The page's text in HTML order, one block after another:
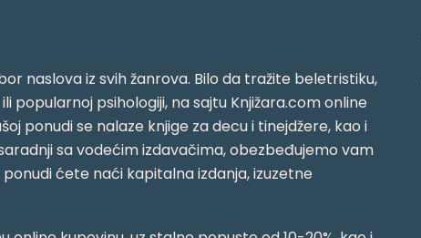
naslova iz svih žanrova. Bilo da tražite beletristiku,
popularnoj psihologiji, na sajtu Knjižara.com online
ponudi se nalaze knjige za decu i tinejdžere, kao i
sa vodećim izdavačima, obezbeđujemo vam
ćete naći kapitalna izdanja, izuzetne